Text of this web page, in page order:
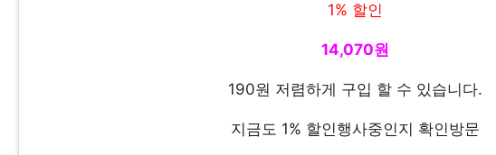
1% 할인
14,070원
190원 저렴하게 구입 할 수 있습니다.
지금도 1% 할인행사중인지 확인방문